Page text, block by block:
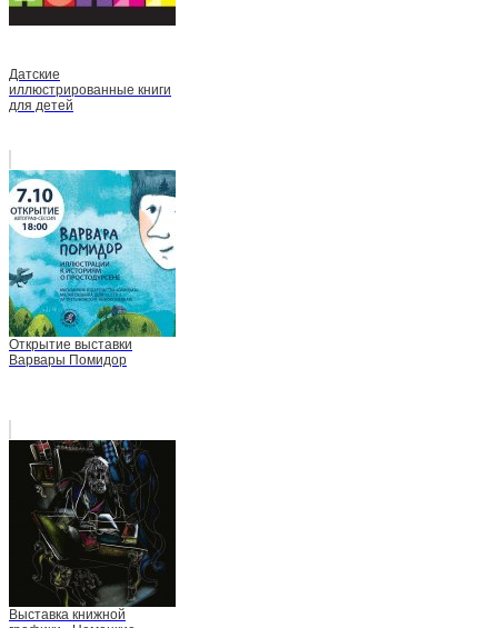
Датские
иллюстрированные книги
для детей
Открытие выставки
Варвары Помидор
Выставка книжной